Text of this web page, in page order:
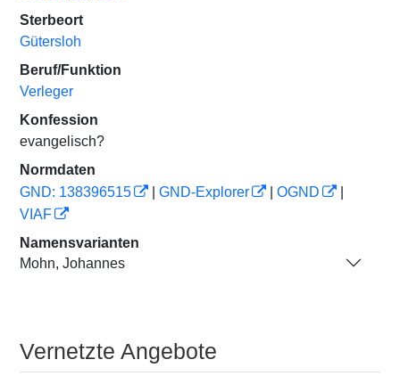
Sterbeort
Gütersloh
Beruf/Funktion
Verleger
Konfession
evangelisch?
Normdaten
GND: 138396515
GND-Explorer OGND
VIAF
Namensvarianten
Mohn, Johannes
Vernetzte Angebote